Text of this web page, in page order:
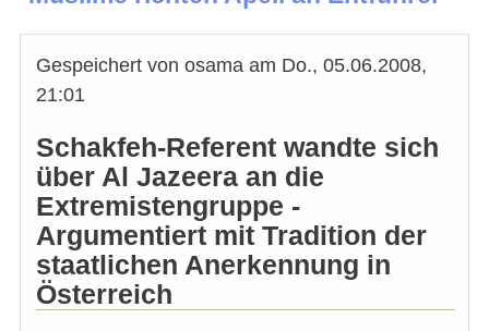
Gespeichert von osama am Do., 05.06.2008,
21:01
Schakfeh-Referent wandte sich
über Al Jazeera an die
Extremistengruppe -
Argumentiert mit Tradition der
staatlichen Anerkennung in
Österreich